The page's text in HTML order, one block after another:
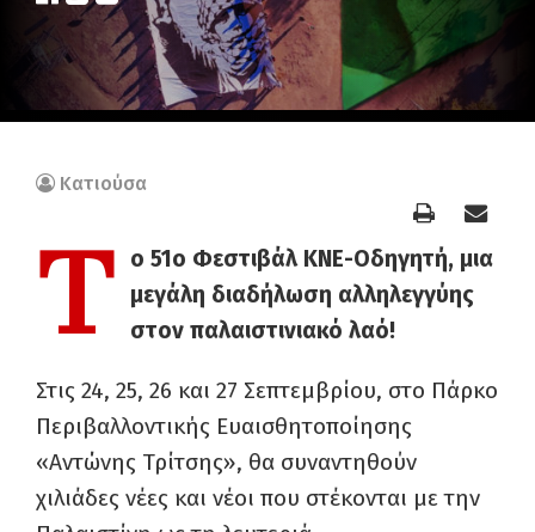
Κατιούσα
Τ
ο 51ο Φεστιβάλ ΚΝΕ-Οδηγητή, μια
μεγάλη διαδήλωση αλληλεγγύης
στον παλαιστινιακό λαό!
Στις 24, 25, 26 και 27 Σεπτεμβρίου, στο Πάρκο
Περιβαλλοντικής Ευαισθητοποίησης
«Αντώνης Τρίτσης», θα συναντηθούν
χιλιάδες νέες και νέοι που στέκονται με την